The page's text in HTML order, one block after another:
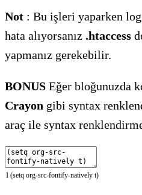
Not : Bu işleri yaparken
hata alıyorsanız .htaccess
yapmanız gerekebilir.
BONUS Eğer bloğunuzda
Crayon gibi syntax
araç ile syntax
1(setq org-src-fontify-natively t)